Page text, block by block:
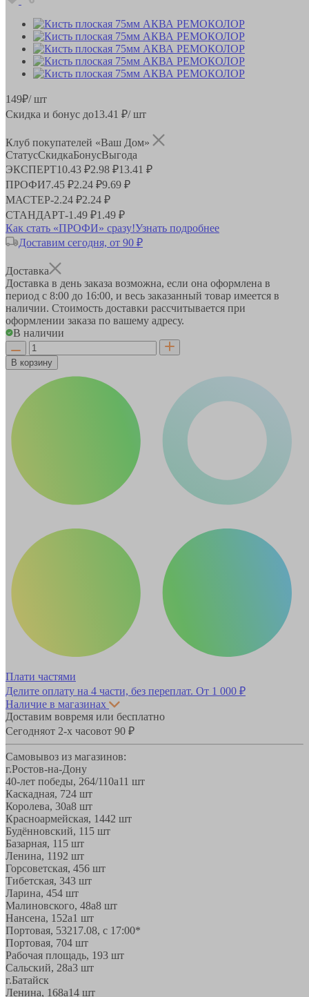
149₽/ шт
Скидка и бонус до13.41 ₽/ шт
Клуб покупателей «Ваш Дом»
СтатусСкидкаБонусВыгода
ЭКСПЕРТ10.43 ₽2.98 ₽13.41 ₽
ПРОФИ7.45 ₽2.24 ₽9.69 ₽
МАСТЕР-2.24 ₽2.24 ₽
СТАНДАРТ-1.49 ₽1.49 ₽
Как стать «ПРОФИ» сразу!Узнать подробнее
Доставим сегодня, от 90 ₽
Доставка
Доставка в день заказа возможна, если она оформлена в
период с 8:00 до 16:00, и весь заказанный товар имеется в
наличии. Стоимость доставки рассчитывается при
оформлении заказа по вашему адресу.
В наличии
В корзину
Плати частями
Делите оплату на 4 части, без переплат. От 1 000 ₽
Наличие в магазинах
Доставим вовремя или бесплатно
Сегодняот 2-х часовот 90 ₽
Самовывоз из магазинов:
г.Ростов-на-Дону
40-лет победы, 264/110а11 шт
Каскадная, 724 шт
Королева, 30а8 шт
Красноармейская, 1442 шт
Будённовский, 11 5 шт
Базарная, 11 5 шт
Ленина, 1192 шт
Горсоветская, 456 шт
Тибетская, 343 шт
Ларина, 454 шт
Малиновского, 48а8 шт
Нансена, 152а1 шт
Портовая, 53217.08, с 17:00*
Портовая, 704 шт
Рабочая площадь, 193 шт
Сальский, 28a3 шт
г.Батайск
Ленина, 168а14 шт